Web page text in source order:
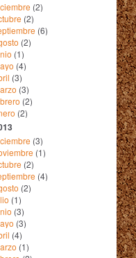
(2)
(2)
(6)
(2)
(1)
(4)
(3)
(3)
(2)
(2)
(3)
(1)
(2)
(4)
(2)
(1)
(3)
(3)
(4)
(1)